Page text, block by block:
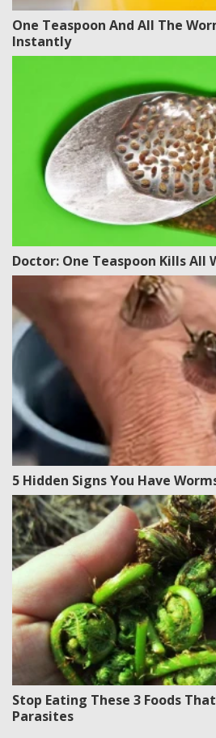
One Teaspoon And All The
Instantly
Doctor: One Teaspoon Kills All
5 Hidden Signs You Have
Stop Eating These 3 Foods
Parasites